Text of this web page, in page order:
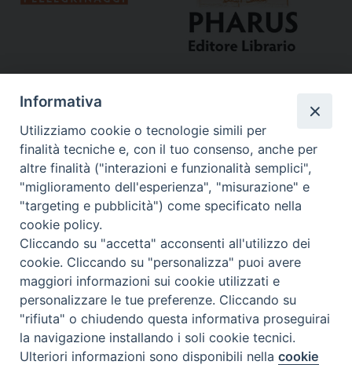
Curia
Via del Seminario, 61 - 57122 Livorno LI
Tel. 0586 276211
Fax 0586 276243
segreve@livorno.chiesacattolica.it
Copyright © Diocesi Livorno
Preferenze Cookie
Informativa
Utilizziamo cookie o tecnologie simili per
finalità tecniche e, con il tuo consenso, anche per
altre finalità ("interazioni e funzionalità semplici",
"miglioramento dell'esperienza", "misurazione" e
"targeting e pubblicità") come specificato nella
cookie policy.
Cliccando su "accetta" acconsenti all'utilizzo dei
cookie. Cliccando su "personalizza" puoi avere
maggiori informazioni sui cookie utilizzati e
personalizzare le tue preferenze. Cliccando su
"rifiuta" o chiudendo questa informativa proseguirai
la navigazione installando i soli cookie tecnici.
Ulteriori informazioni sono disponibili nellacookie